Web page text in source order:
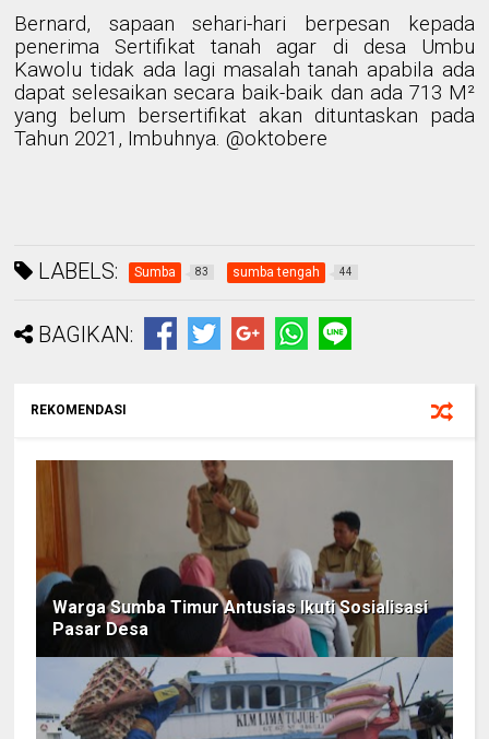
Bernard, sapaan sehari-hari berpesan kepada
penerima Sertifikat tanah agar di desa Umbu
Kawolu tidak ada lagi masalah tanah apabila ada
dapat selesaikan secara baik-baik dan ada 713 M²
yang belum bersertifikat akan dituntaskan pada
Tahun 2021, Imbuhnya. @oktobere
LABELS: Sumba 83 sumba tengah 44
BAGIKAN:
REKOMENDASI
Warga Sumba Timur Antusias Ikuti Sosialisasi
Pasar Desa